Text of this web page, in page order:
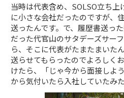
当時は代表含め、SOLSO立ち
に小さな会社だったのですが、
送ったんです。で、履歴書送っ
だった代官山のサタデーズサー
ら、そこに代表がたまたまいた
送らせてもらったのでよろしく
けたら、「じゃ今から面接しよ
から気付いたら入社していたみ